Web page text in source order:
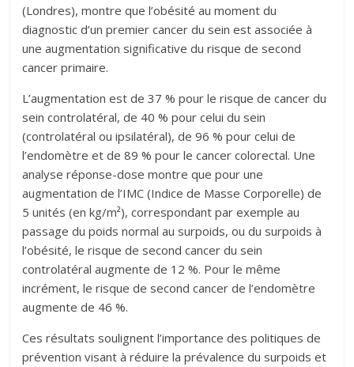
(Londres), montre que l’obésité au moment du
diagnostic d’un premier cancer du sein est associée à
une augmentation significative du risque de second
cancer primaire.
L’augmentation est de 37 % pour le risque de cancer du
sein controlatéral, de 40 % pour celui du sein
(controlatéral ou ipsilatéral), de 96 % pour celui de
l’endomètre et de 89 % pour le cancer colorectal. Une
analyse réponse-dose montre que pour une
augmentation de l’IMC (Indice de Masse Corporelle) de
5 unités (en kg/m²), correspondant par exemple au
passage du poids normal au surpoids, ou du surpoids à
l’obésité, le risque de second cancer du sein
controlatéral augmente de 12 %. Pour le même
incrément, le risque de second cancer de l’endomètre
augmente de 46 %.
Ces résultats soulignent l’importance des politiques de
prévention visant à réduire la prévalence du surpoids et